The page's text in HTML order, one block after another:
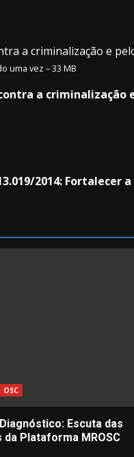
a criminalização e
uma vez – 33 MB
a criminalização
2014: Fortalecer
Escuta das
da Plataforma MROSC